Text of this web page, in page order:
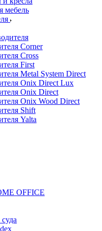
мебель
Corner
Cross
First
Metal System Direct
Onix Direct Lux
Onix Direct
Onix Wood Direct
Shift
Yalta
OFFICE